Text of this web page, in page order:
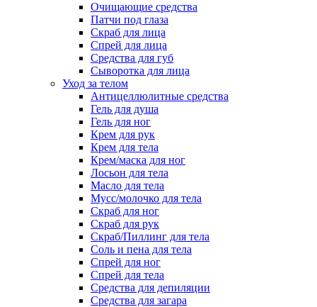
Очищающие средства
Патчи под глаза
Скраб для лица
Спрей для лица
Средства для губ
Сыворотка для лица
Уход за телом
Антицеллюлитные средства
Гель для душа
Гель для ног
Крем для рук
Крем для тела
Крем/маска для ног
Лосьон для тела
Масло для тела
Мусс/молочко для тела
Скраб для ног
Скраб для рук
Скраб/Пиллинг для тела
Соль и пена для тела
Спрей для ног
Спрей для тела
Средства для депиляции
Средства для загара